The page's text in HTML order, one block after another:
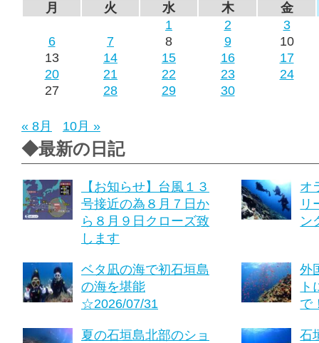
月
火 水 木
金
1
2
3
6
7 8 9
10
13
14 15 16
17
20
21 22 23
24
27
28 29 30
« 8月 10月 »
◆最新の日記
【お知らせ】台風１３
号接近の為８月７日か
ら８月９日クローズ致
します
オ
リ
ン
ベタ凪の海で初石垣島
の海を堪能
☆2026/07/31
外
で
夏の石垣島北部のショ
石